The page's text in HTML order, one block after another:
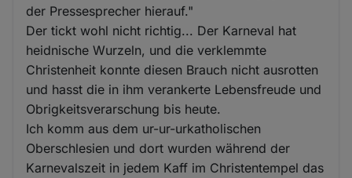
der Pressesprecher hierauf."
Der tickt wohl nicht richtig... Der Karneval hat
heidnische Wurzeln, und die verklemmte
Christenheit konnte diesen Brauch nicht ausrotten
und hasst die in ihm verankerte Lebensfreude und
Obrigkeitsverarschung bis heute.
Ich komm aus dem ur-ur-urkatholischen
Oberschlesien und dort wurden während der
Karnevalszeit in jedem Kaff im Christentempel das